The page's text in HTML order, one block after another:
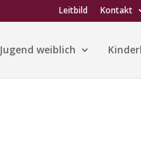
Leitbild Kontakt
Jugend weiblich